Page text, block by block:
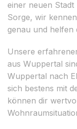
einer neuen
Sorge, wir
genau und helfen
Unsere
aus Wuppertal
Wuppertal nach
sich bestens mit
können dir